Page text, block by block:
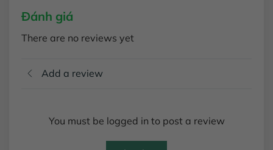
Đánh giá
There are no reviews yet
Add a review
You must be logged in to post a review